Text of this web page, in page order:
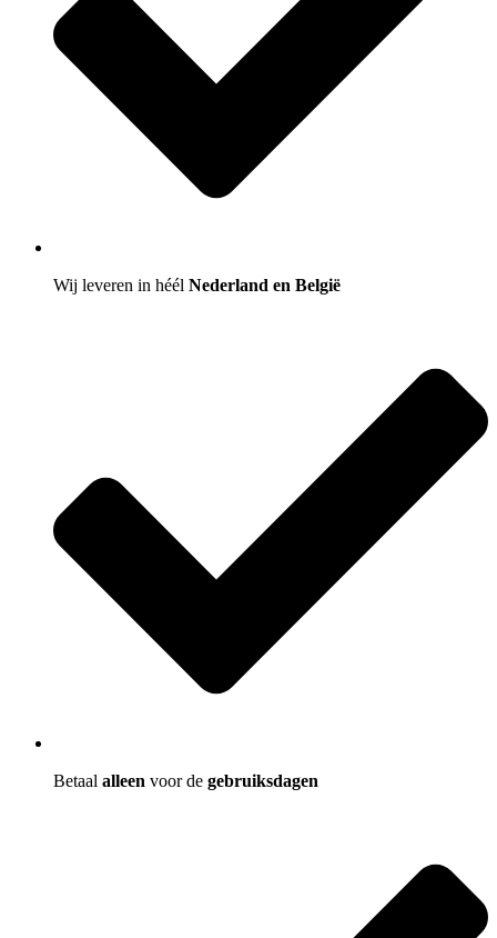
Wij leveren in héél Nederland en België
Betaal alleen voor de gebruiksdagen